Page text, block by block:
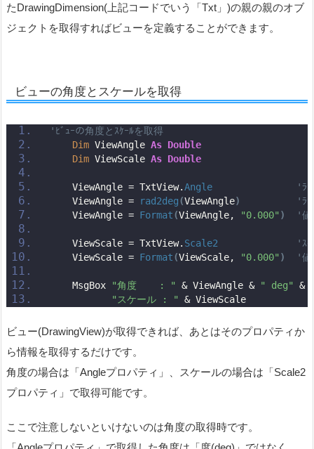
たDrawingDimension(上記コードでいう「Txt」)の親の親のオブ
ジェクトを取得すればビューを定義することができます。
ビューの角度とスケールを取得
'ﾋﾞｭｰの角度とｽｹｰﾙを取得
Dim ViewAngle As Double
Dim ViewScale As Double
    ViewAngle = TxtView.
Angle
'ﾗｼ
    ViewAngle =
rad2deg(ViewAngle)
'ﾗ
    ViewAngle =
Format(ViewAngle, "0.000" ) '値
    ViewScale = TxtView.
Scale2
'ｽｹ
    ViewScale =
Format(ViewScale, "0.000" ) '値
    MsgBox
"角度    : " & ViewAngle & " deg"
&
"スケール : "
& ViewScale
ビュー(DrawingView)が取得できれば、あとはそのプロパティか
ら情報を取得するだけです。
角度の場合は「Angleプロパティ」、スケールの場合は「Scale2
プロパティ」で取得可能です。
ここで注意しないといけないのは角度の取得時です。